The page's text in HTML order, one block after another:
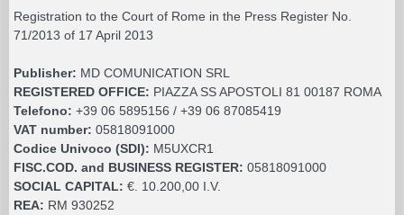
Registration to the Court of Rome in the Press Register No.
71/2013 of 17 April 2013
Publisher: MD COMUNICATION SRL
REGISTERED OFFICE: PIAZZA SS APOSTOLI 81 00187 ROMA
Telefono: +39 06 5895156 / +39 06 87085419
VAT number: 05818091000
Codice Univoco (SDI): M5UXCR1
FISC.COD. and BUSINESS REGISTER: 05818091000
SOCIAL CAPITAL: €. 10.200,00 I.V.
REA: RM 930252